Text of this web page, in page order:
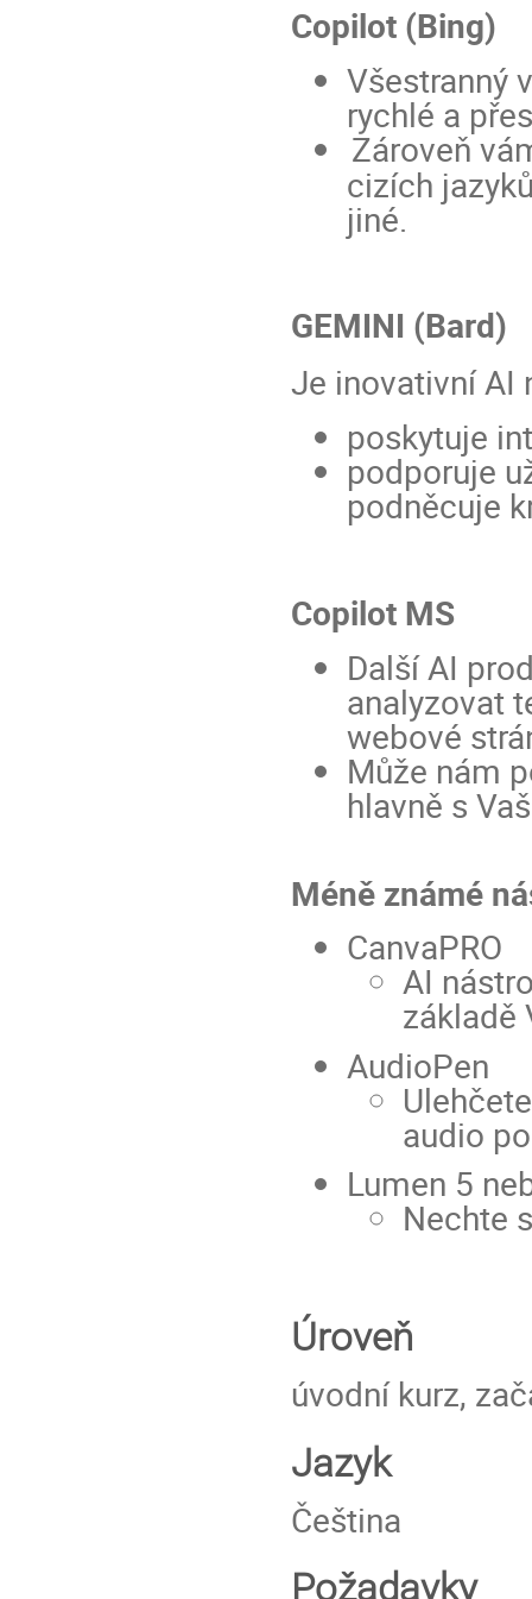
Copilot (Bing)
Všestranný
rychlé a
Zároveň
cizích
jiné.
GEMINI (Bard)
Je inovativní AI
poskytuje
podporuje
podněcuje
Copilot MS
Další AI
analyzovat
webové
Může nám
hlavně s
Méně známé
CanvaPRO
AI
základě
AudioPen
audio
Lumen 5
Nechte
Úroveň
úvodní kurz,
Jazyk
Čeština
Požadavky